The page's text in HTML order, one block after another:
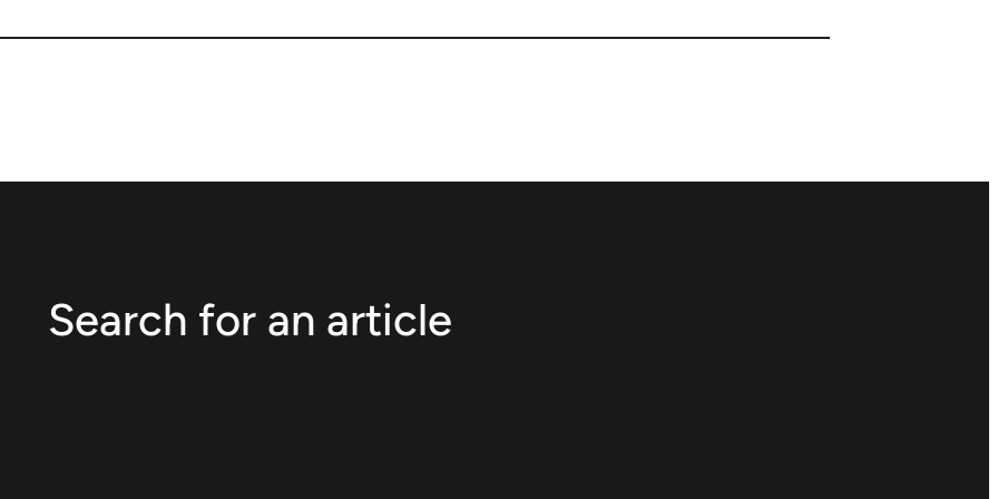
Search for an article